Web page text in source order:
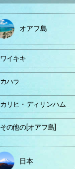
オアフ島
ワイキキ
カハラ
カリヒ・ディリンハム
その他の[オアフ島]
日本